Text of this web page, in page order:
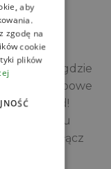
sieci Lidl, gdzie
bony zakupowe
Food!
w Lidlu
Dołącz
wygraną!
aby
zgodę na
cookie
plików